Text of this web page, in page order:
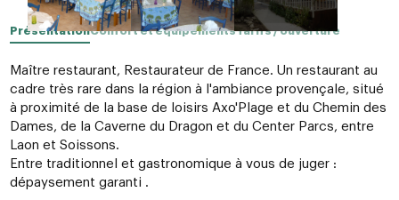
PrésentationConfort et équipementsTarifs / ouverture
Maître restaurant, Restaurateur de France. Un restaurant au
cadre très rare dans la région à l'ambiance provençale, situé
à proximité de la base de loisirs Axo'Plage et du Chemin des
Dames, de la Caverne du Dragon et du Center Parcs, entre
Laon et Soissons.
Entre traditionnel et gastronomique à vous de juger :
dépaysement garanti .